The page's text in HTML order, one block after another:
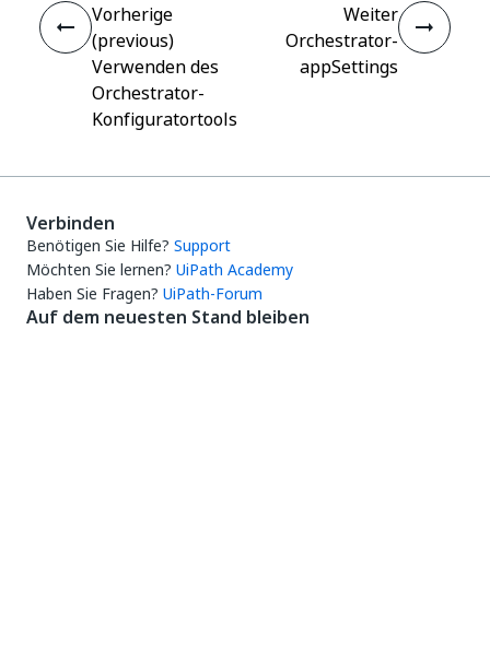
Vorherige
(previous)
Verwenden des
Orchestrator-
Konfiguratortools
Weiter
Orchestrator-
appSettings
Verbinden
Benötigen Sie Hilfe? Support
Möchten Sie lernen? UiPath Academy
Haben Sie Fragen? UiPath-Forum
Auf dem neuesten Stand bleiben